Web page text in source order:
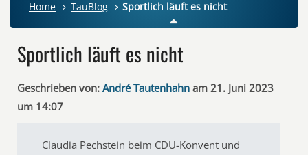
Home TauBlog Sportlich läuft es nicht
Sportlich läuft es nicht
Geschrieben von: André Tautenhahn am 21. Juni 2023
um 14:07
Claudia Pechstein beim CDU-Konvent und